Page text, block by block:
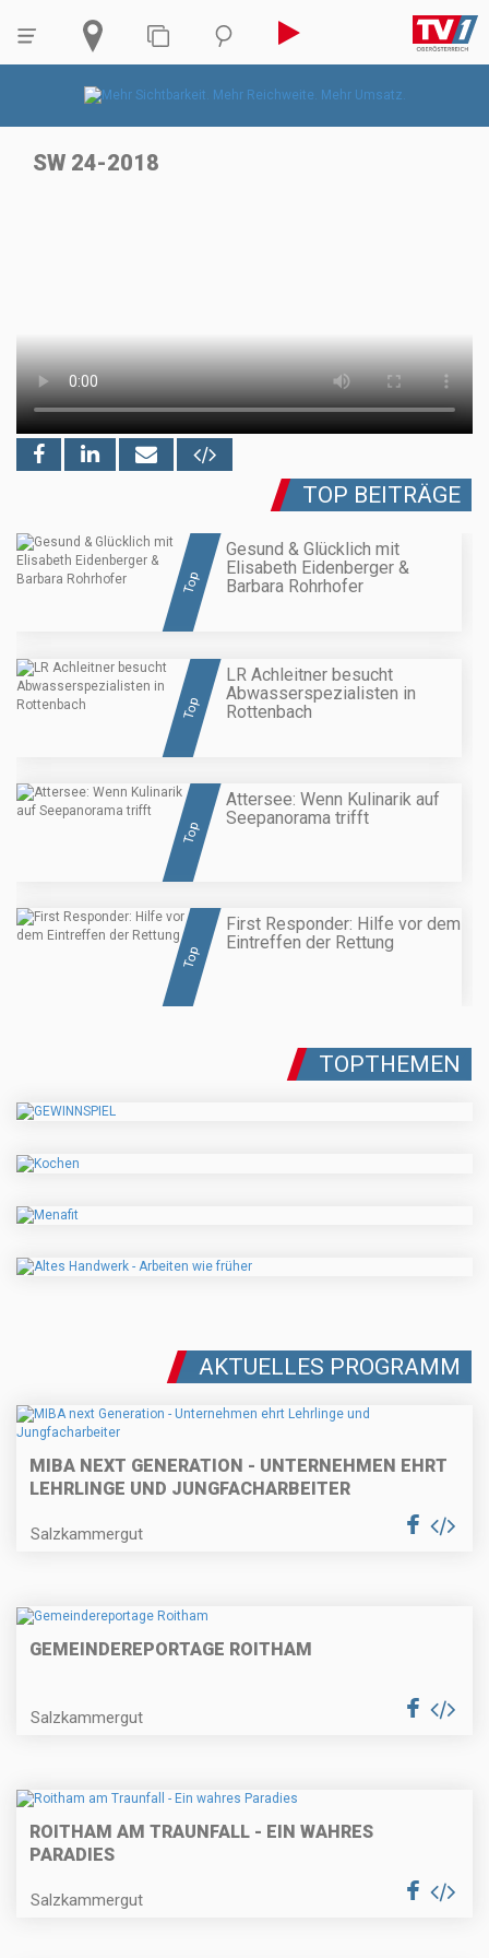
SW 24-2018
TOP BEITRÄGE
Top
Gesund & Glücklich mit
Elisabeth Eidenberger &
Barbara Rohrhofer
Top
LR Achleitner besucht
Abwasserspezialisten in
Rottenbach
Top
Attersee: Wenn Kulinarik auf
Seepanorama trifft
Top
First Responder: Hilfe vor dem
Eintreffen der Rettung
TOPTHEMEN
AKTUELLES PROGRAMM
MIBA NEXT GENERATION - UNTERNEHMEN EHRT
LEHRLINGE UND JUNGFACHARBEITER
Salzkammergut
GEMEINDEREPORTAGE ROITHAM
Salzkammergut
ROITHAM AM TRAUNFALL - EIN WAHRES
PARADIES
Salzkammergut